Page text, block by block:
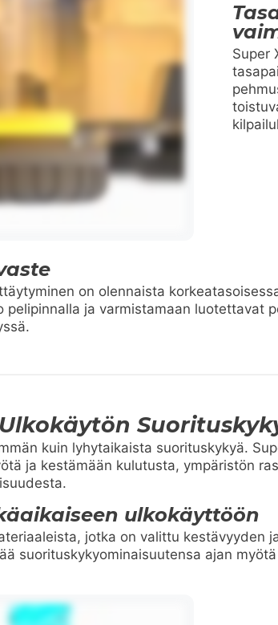
Super
on olennaista
pelipinnalla ja varmistamaan luotettavat
kuin lyhytaikaista suorituskykyä.
ja kestämään kulutusta, ympäristön
ulkokäyttöön
jotka on valittu kestävyyden
suorituskykyominaisuutensa ajan